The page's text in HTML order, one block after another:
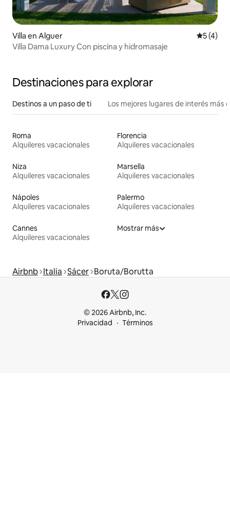
Villa en Alguer
5 (4)
Villa Dama Luxury Con piscina y hidromasaje
Destinaciones para explorar
Destinos a un paso de ti Los mejores lugares de interés más
Roma
Alquileres vacacionales
Florencia
Alquileres vacacionales
Niza
Alquileres vacacionales
Marsella
Alquileres vacacionales
Nápoles
Alquileres vacacionales
Palermo
Alquileres vacacionales
Cannes
Alquileres vacacionales
Mostrar más
Airbnb Italia Sácer Boruta/Borutta
© 2026 Airbnb, Inc.
Privacidad
Términos